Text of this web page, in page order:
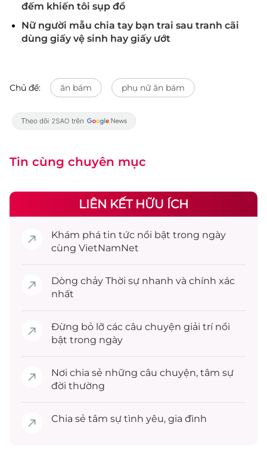
đếm khiến tôi sụp đổ
Nữ người mẫu chia tay bạn trai sau tranh cãi
dùng giấy vệ sinh hay giấy ướt
Chủ đề: ăn bám phụ nữ ăn bám
Tin cùng chuyên mục
LIÊN KẾT HỮU ÍCH
Khám phá tin tức nổi bật trong ngày
cùng VietNamNet
Dòng chảy Thời sự nhanh và chính xác
nhất
Đừng bỏ lỡ các câu chuyện giải trínổi
bật trong ngày
Nơi chia sẻ những câu chuyện, tâm sự
đời thường
Chia sẻ tâm sự tình yêu, gia đình